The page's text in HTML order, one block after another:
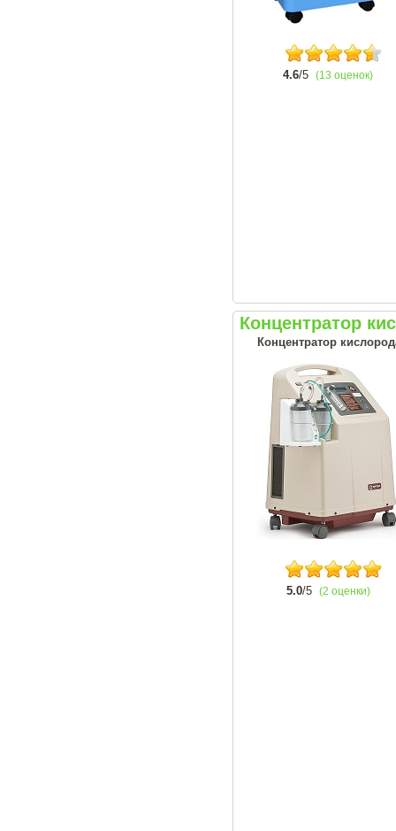
4.6/5 (13 оценок)
Концентратор
Концентратор
5.0/5 (2 оценки)